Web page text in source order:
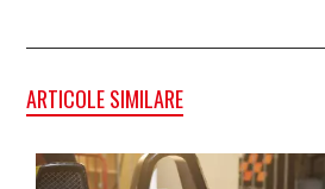
ARTICOLE SIMILARE